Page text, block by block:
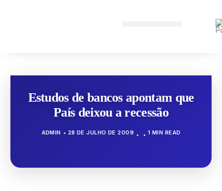
Estudos de bancos apontam que
País deixou a recessão
ADMIN 28 DE JULHO DE 2009 1 MIN READ